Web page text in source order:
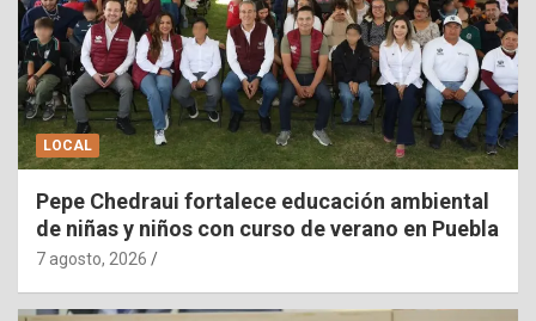
LOCAL
Pepe Chedraui fortalece educación ambiental
de niñas y niños con curso de verano en Puebla
7 agosto, 2026